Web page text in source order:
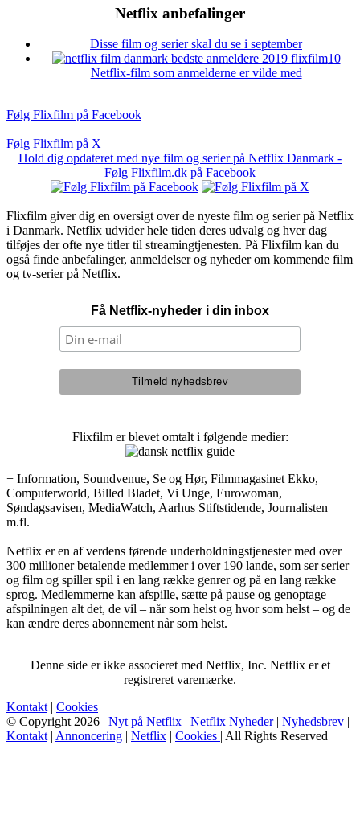
Netflix anbefalinger
Disse film og serier skal du se i september
10
Netflix-film som anmelderne er vilde med
Følg Flixfilm på Facebook
Følg Flixfilm på X
Hold dig opdateret med nye film og serier på Netflix Danmark -
Følg Flixfilm.dk på Facebook
Flixfilm giver dig en oversigt over de nyeste film og serier på Netflix
i Danmark. Netflix udvider hele tiden deres udvalg og hver dag
tilføjes der ofte nye titler til streamingtjenesten. På Flixfilm kan du
også finde anbefalinger, anmeldelser og nyheder om kommende film
og tv-serier på Netflix.
Få Netflix-nyheder i din inbox
Flixfilm er blevet omtalt i følgende medier:
+ Information, Soundvenue, Se og Hør, Filmmagasinet Ekko,
Computerworld, Billed Bladet, Vi Unge, Eurowoman,
Søndagsavisen, MediaWatch, Aarhus Stiftstidende, Journalisten
m.fl.
Netflix er en af verdens førende underholdningstjenester med over
300 millioner betalende medlemmer i over 190 lande, som ser serier
og film og spiller spil i en lang række genrer og på en lang række
sprog. Medlemmerne kan afspille, sætte på pause og genoptage
afspilningen alt det, de vil – når som helst og hvor som helst – og de
kan ændre deres abonnement når som helst.
Denne side er ikke associeret med Netflix, Inc. Netflix er et
registreret varemærke.
Kontakt | Cookies
© Copyright 2026 | Nyt på Netflix | Netflix Nyheder| Nyhedsbrev |
Kontakt | Annoncering | Netflix | Cookies | All Rights Reserved